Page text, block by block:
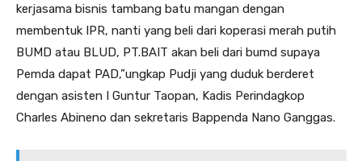
kerjasama bisnis tambang batu mangan dengan
membentuk IPR, nanti yang beli dari koperasi merah putih
BUMD atau BLUD, PT.BAIT akan beli dari bumd supaya
Pemda dapat PAD,”ungkap Pudji yang duduk berderet
dengan asisten I Guntur Taopan, Kadis Perindagkop
Charles Abineno dan sekretaris Bappenda Nano Ganggas.